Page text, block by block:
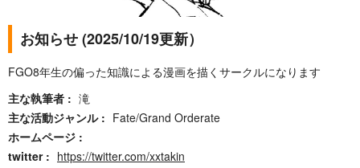
お知らせ (2025/10/19更新）
FGO8年生の偏った知識による漫画を描くサークルになります
主な執筆者
滝
主な活動ジャンル
Fate/Grand Orderate
ホームページ
twitter
https://twitter.com/xxtakin